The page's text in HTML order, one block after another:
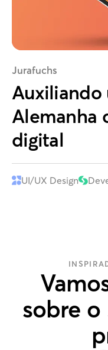
Jurafuchs
Auxiliando
Alemanha
digital
UI/UX Design
sobre o